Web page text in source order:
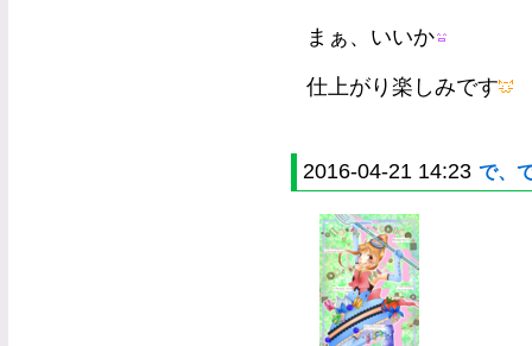
まぁ、いいか
仕上がり楽しみです
2016-04-21 14:23 で、